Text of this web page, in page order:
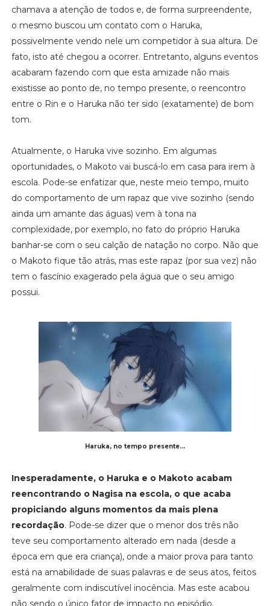
chamava a atenção de todos e, de forma surpreendente,
o mesmo buscou um contato com o Haruka,
possivelmente vendo nele um competidor à sua altura. De
fato, isto até chegou a ocorrer. Entretanto, alguns eventos
acabaram fazendo com que esta amizade não mais
existisse ao ponto de, no tempo presente, o reencontro
entre o Rin e o Haruka não ter sido (exatamente) de bom
tom.
Atualmente, o Haruka vive sozinho. Em algumas
oportunidades, o Makoto vai buscá-lo em casa para irem à
escola. Pode-se enfatizar que, neste meio tempo, muito
do comportamento de um rapaz que vive sozinho (sendo
ainda um amante das águas) vem à tona na
complexidade, por exemplo, no fato do próprio Haruka
banhar-se com o seu calção de natação no corpo. Não que
o Makoto fique tão atrás, mas este rapaz (por sua vez) não
tem o fascínio exagerado pela água que o seu amigo
possui.
Haruka, no tempo presente...
Inesperadamente, o Haruka e o Makoto acabam
reencontrando o Nagisa na escola, o que acaba
propiciando alguns momentos da mais plena
recordação. Pode-se dizer que o menor dos três não
teve seu comportamento alterado em nada (desde a
época em que era criança), onde a maior prova para tanto
está na amabilidade de suas palavras e de seus atos, feitos
geralmente com indiscutível inocência. Mas este acabou
não sendo o único fator de impacto no episódio.